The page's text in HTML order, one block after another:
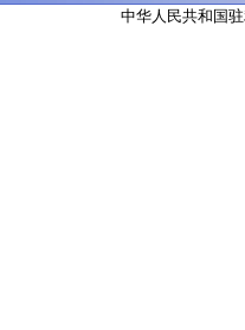
中华人民共和国